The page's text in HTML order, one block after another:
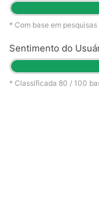
* Com base em
Sentimento do
* Classificada 80 / 100